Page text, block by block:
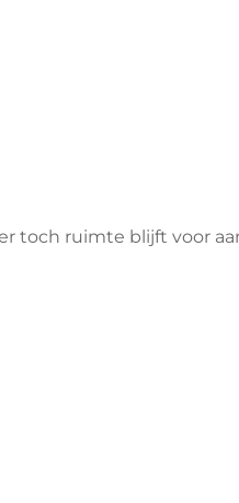
toch ruimte blijft voor